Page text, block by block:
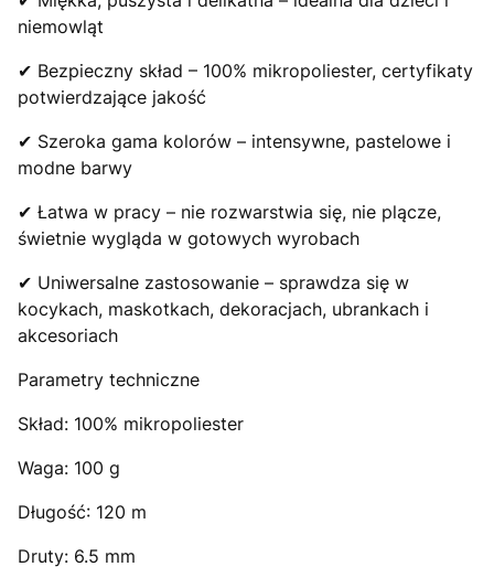
niemowląt
✔ Bezpieczny skład – 100% mikropoliester, certyfikaty
potwierdzające jakość
✔ Szeroka gama kolorów – intensywne, pastelowe i
modne barwy
✔ Łatwa w pracy – nie rozwarstwia się, nie plącze,
świetnie wygląda w gotowych wyrobach
✔ Uniwersalne zastosowanie – sprawdza się w
kocykach, maskotkach, dekoracjach, ubrankach i
akcesoriach
Parametry techniczne
Skład: 100% mikropoliester
Waga: 100 g
Długość: 120 m
Druty: 6.5 mm